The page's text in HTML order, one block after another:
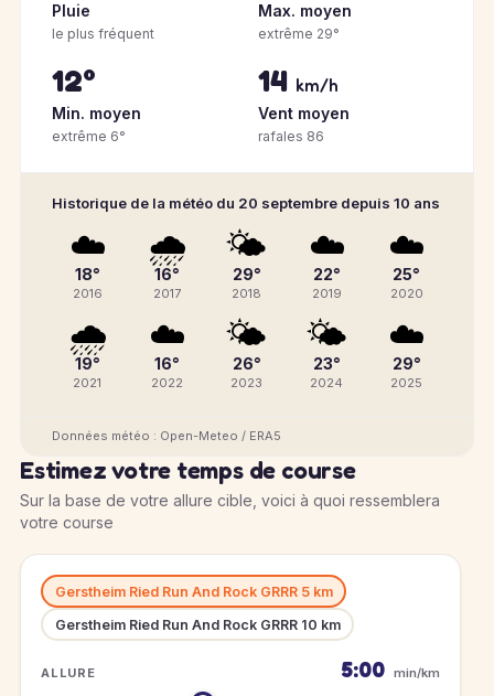
Pluie
le plus fréquent
Max. moyen
extrême 29°
12°
Min. moyen
extrême 6°
14 km/h
Vent moyen
rafales 86
Historique de la météo du 20 septembre depuis 10 ans
☁️
18°
2016
🌧️
16°
2017
🌤️
29°
2018
☁️
22°
2019
☁️
25°
2020
🌧️
19°
2021
☁️
16°
2022
🌤️
26°
2023
🌤️
23°
2024
☁️
29°
2025
Données météo : Open-Meteo / ERA5
Estimez votre temps de course
Sur la base de votre allure cible, voici à quoi ressemblera
votre course
Gerstheim Ried Run And Rock GRRR 5 km
Gerstheim Ried Run And Rock GRRR 10 km
ALLURE 5:00 min/km